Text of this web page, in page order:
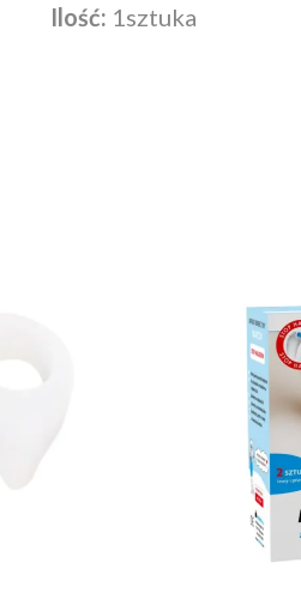
Ilość: 1sztuka